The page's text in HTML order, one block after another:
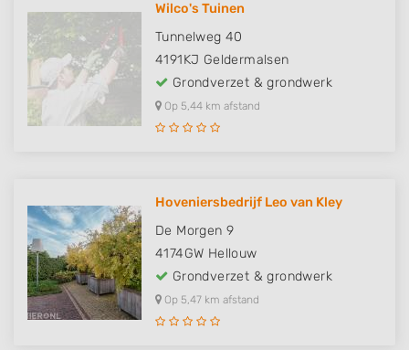
Wilco's Tuinen
Tunnelweg 40
4191KJ Geldermalsen
Grondverzet & grondwerk
Op 5,44 km afstand
Hoveniersbedrijf Leo van Kley
De Morgen 9
4174GW Hellouw
Grondverzet & grondwerk
Op 5,47 km afstand